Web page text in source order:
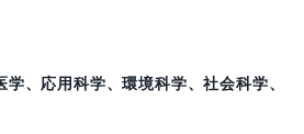
、応用科学、環境科学、社会科学、